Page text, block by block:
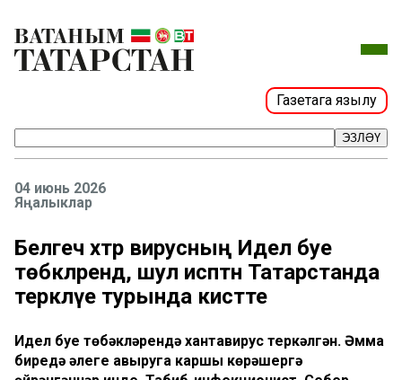
Газетага язылу
ЭЗЛӘҮ
04 июнь 2026
Яңалыклар
Белгеч хәтәр вирусның Идел буе
төбәкләрендә, шул исәптән Татарстанда
теркәлүе турында кисәтте
Идел буе төбәкләрендә хантавирус теркәлгән. Әмма
биредә әлеге авыруга каршы көрәшергә